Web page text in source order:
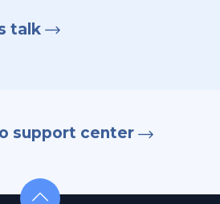
talk
support center